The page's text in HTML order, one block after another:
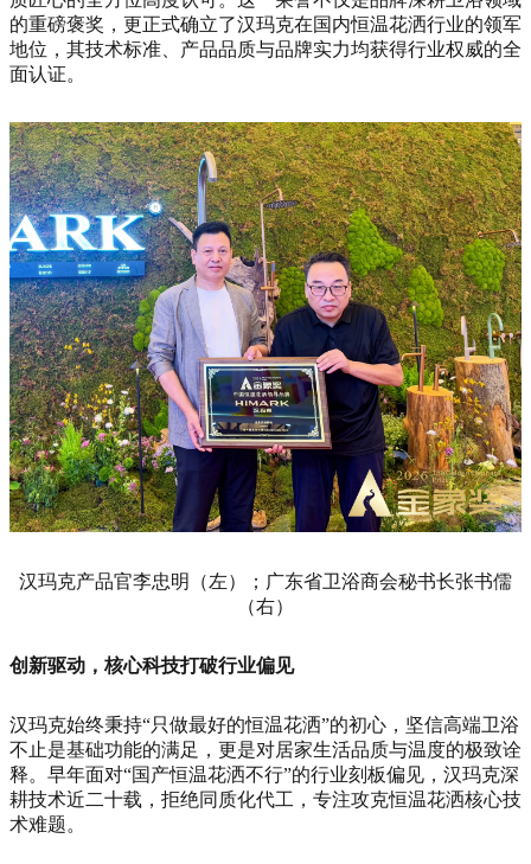
的重磅褒奖，更正式确立了汉玛克在国内恒温花洒行业的领军
地位，其技术标准、产品品质与品牌实力均获得行业权威的全
面认证。
汉玛克产品官李忠明（左）；广东省卫浴商会秘书长张书儒
（右）
创新驱动，核心科技打破行业偏见
汉玛克始终秉持“只做最好的恒温花洒”的初心，坚信高端卫浴
不止是基础功能的满足，更是对居家生活品质与温度的极致诠
释。早年面对“国产恒温花洒不行”的行业刻板偏见，汉玛克深
耕技术近二十载，拒绝同质化代工，专注攻克恒温花洒核心技
术难题。